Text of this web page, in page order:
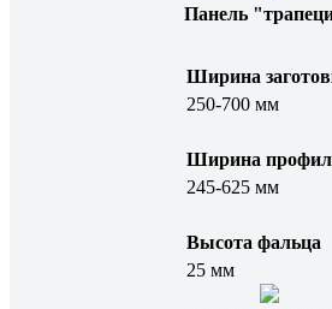
Панель
Ширина
250-700 мм
Ширина
245-625 мм
Высота фальца
25 мм